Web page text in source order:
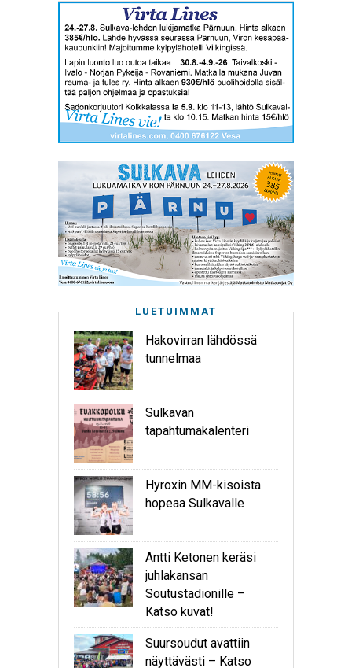
LUETUIMMAT
Hakovirran lähdössä
tunnelmaa
Sulkavan
tapahtumakalenteri
Hyroxin MM-kisoista
hopeaa Sulkavalle
Antti Ketonen keräsi
juhlakansan
Soutustadionille –
Katso kuvat!
Suursoudut avattiin
näyttävästi – Katso